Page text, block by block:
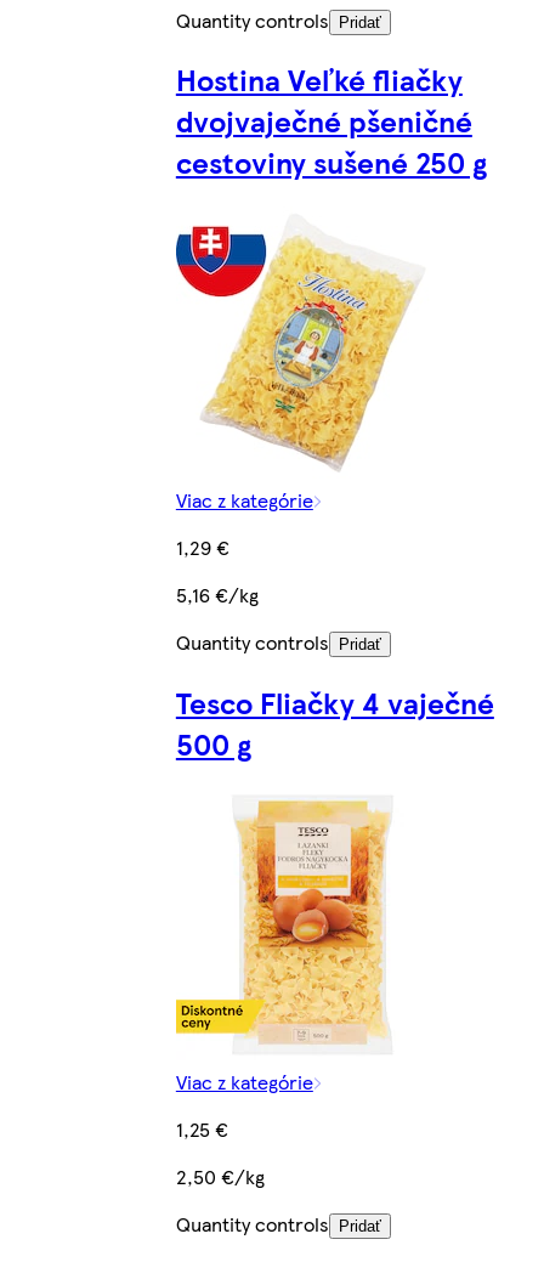
Quantity controls
Pridať
Hostina Veľké fliačky
dvojvaječné pšeničné
cestoviny sušené 250 g
Viac z kategórie
1,29 €
5,16 €/kg
Quantity controls
Pridať
Tesco Fliačky 4 vaječné
500 g
Viac z kategórie
1,25 €
2,50 €/kg
Quantity controls
Pridať